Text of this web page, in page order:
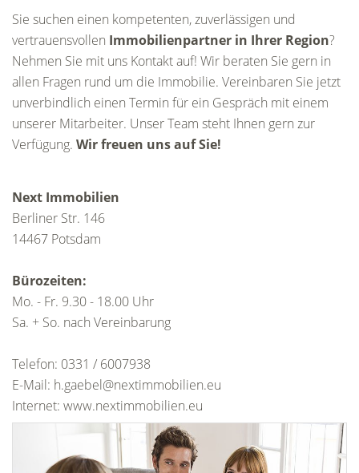
Sie suchen einen kompetenten, zuverlässigen und
vertrauensvollen Immobilienpartner in Ihrer Region?
Nehmen Sie mit uns Kontakt auf! Wir beraten Sie gern in
allen Fragen rund um die Immobilie. Vereinbaren Sie jetzt
unverbindlich einen Termin für ein Gespräch mit einem
unserer Mitarbeiter. Unser Team steht Ihnen gern zur
Verfügung. Wir freuen uns auf Sie!
Next Immobilien
Berliner Str. 146
14467 Potsdam
Bürozeiten:
Mo. - Fr. 9.30 - 18.00 Uhr
Sa. + So. nach Vereinbarung
Telefon: 0331 / 6007938
E-Mail: h.gaebel@nextimmobilien.eu
Internet: www.nextimmobilien.eu